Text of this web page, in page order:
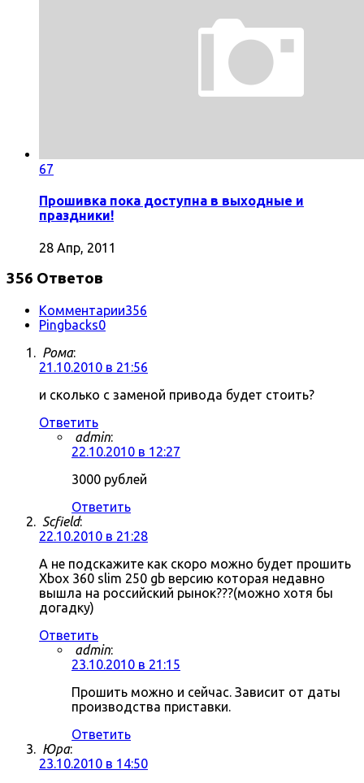
67
Прошивка пока доступна в выходные и
праздники!
28 Апр, 2011
356 Ответов
Комментарии356
Pingbacks0
Рома:
21.10.2010 в 21:56
и сколько с заменой привода будет стоить?
Ответить
admin:
22.10.2010 в 12:27
3000 рублей
Ответить
Scfield:
22.10.2010 в 21:28
А не подскажите как скоро можно будет прошить
Xbox 360 slim 250 gb версию которая недавно
вышла на российский рынок???(можно хотя бы
догадку)
Ответить
admin:
23.10.2010 в 21:15
Прошить можно и сейчас. Зависит от даты
производства приставки.
Ответить
Юра:
23.10.2010 в 14:50